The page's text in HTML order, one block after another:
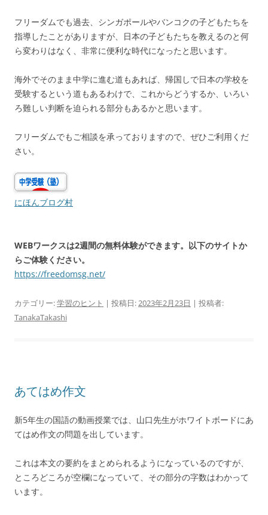
フリーダムでも過去、シンガポールやバンコクの子どもたちを
指導したことがありますが、日本の子どもたちを教えるのと何
ら変わりはなく、非常に便利な時代になったと思います。
海外でそのまま中学に進む道もあれば、帰国しで日本の学校を
受験するという道もあるわけで、これからどうするか、いろい
ろ難しい判断を迫られる部分もあるかと思います。
フリーダムでもご相談を承っておりますので、ぜひご利用くだ
さい。
にほんブログ村
WEBワークスは2週間の無料体験ができます。以下のサイトか
らご体験ください。
https://freedomsg.net/
カテゴリー:学習のヒント | 投稿日:2023年2月23日 | 投稿者:
TanakaTakashi
あてはめ作文
新5年生の国語の動画授業では、山口先生がホワイトボードにあ
てはめ作文の問題を出しています。
これは本文の要約をまとめられるようになっているのですが、
ところどころが空欄になっていて、その部分の字数はわかって
います。